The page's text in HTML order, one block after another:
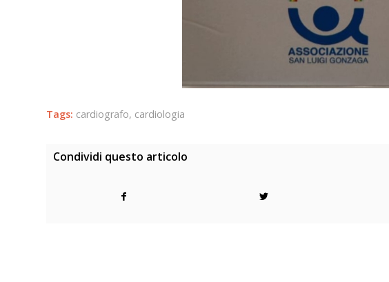
Tags: cardiografo, cardiologia
Condividi questo articolo